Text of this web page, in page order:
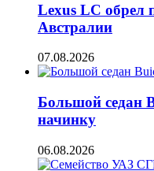
Lexus LC обрел
Австралии
07.08.2026
Большой седан
начинку
06.08.2026